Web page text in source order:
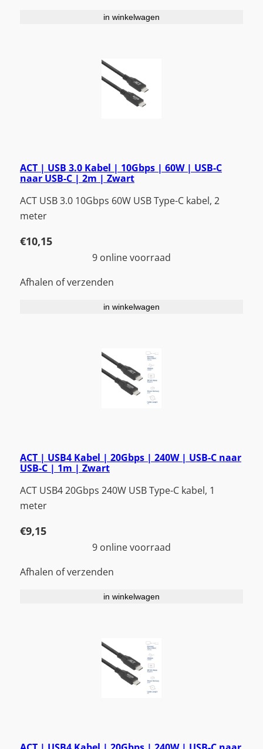
in winkelwagen
ACT | USB 3.0 Kabel | 10Gbps | 60W | USB-C
naar USB-C | 2m | Zwart
ACT USB 3.0 10Gbps 60W USB Type-C kabel, 2
meter
€10,15
9 online voorraad
Afhalen of verzenden
in winkelwagen
ACT | USB4 Kabel | 20Gbps | 240W | USB-C naar
USB-C | 1m | Zwart
ACT USB4 20Gbps 240W USB Type-C kabel, 1
meter
€9,15
9 online voorraad
Afhalen of verzenden
in winkelwagen